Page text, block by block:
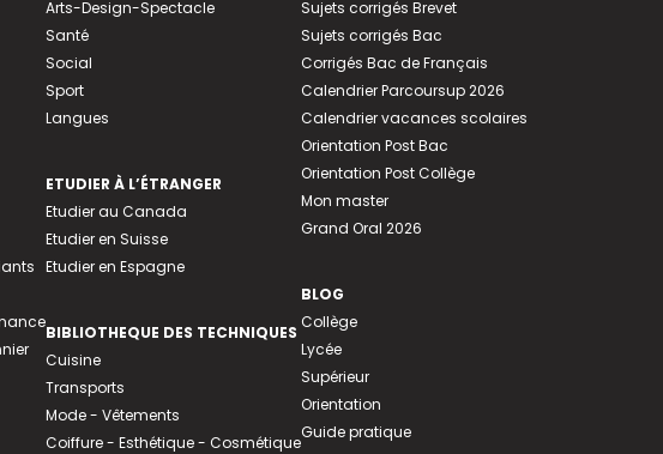
Arts-Design-Spectacle
Santé
Social
Sport
Langues
ETUDIER À L’ÉTRANGER
Etudier au Canada
Etudier en Suisse
Etudier en Espagne
BIBLIOTHEQUE DES TECHNIQUES
Cuisine
Transports
Mode - Vêtements
Coiffure - Esthétique - Cosmétique
Sujets corrigés Brevet
Sujets corrigés Bac
Corrigés Bac de Français
Calendrier Parcoursup 2026
Calendrier vacances scolaires
Orientation Post Bac
Orientation Post Collège
Mon master
Grand Oral 2026
BLOG
Collège
Lycée
Supérieur
Orientation
Guide pratique